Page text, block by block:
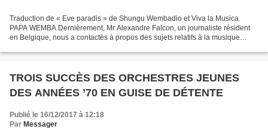
Traduction de « Eve paradis » de Shungu Wembadio et Viva la Musica.
PAPA WEMBA Dernièrement, Mr Alexandre Falcon, un journaliste résident
en Belgique, nous a contactés à propos des sujets relatifs à la musique
TROIS SUCCÈS DES ORCHESTRES JEUNES
DES ANNÉES ’70 EN GUISE DE DÉTENTE
Publié le 16/12/2017 à 12:18
Par Messager